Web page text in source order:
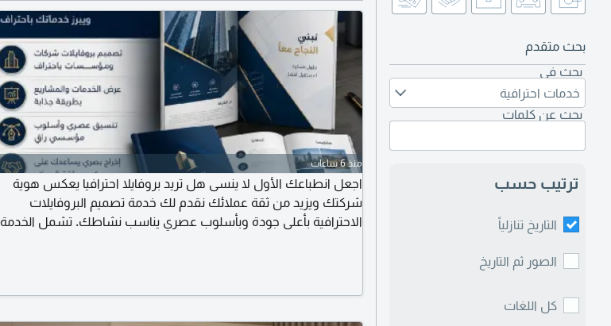
بحث متقدم
بحث في
خدمات احترافية
بحث عن كلمات
ترتيب حسب
التاريخ تنازلياً
الصور ثم التاريخ
كل اللغات
منذ 6 ساعات
اجعل انطباعك الأول لا ينسى هل تريد بروفايلا احترافيا يعكس هوية
شركتك ويزيد من ثقة عملائك نقدم لك خدمة تصميم البروفايلات
الاحترافية بأعلى جودة وبأسلوب عصري يناسب نشاطك. تشمل الخدمة